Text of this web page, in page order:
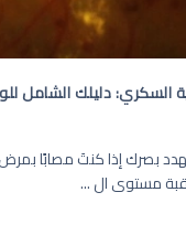
السكري: دليلك الشامل
بصرك إذا كنتَ مصابًا
مستوى ال ...